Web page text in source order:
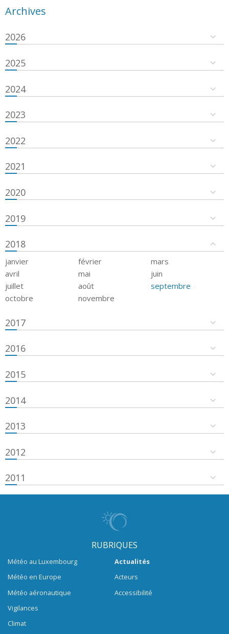
Archives
2026
2025
2024
2023
2022
2021
2020
2019
2018
janvier février
mars
avril
mai
juin
juillet
août
septembre
octobre
novembre
2017
2016
2015
2014
2013
2012
2011
RUBRIQUES
Météo au Luxembourg
Météo en Europe
Météo aéronautique
Vigilances
Climat
Actualités
Acteurs
Accessibilité